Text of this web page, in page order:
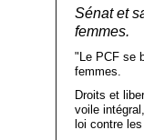
Sénat et
femmes.
"Le PCF se
femmes.
Droits et
voile
loi contre